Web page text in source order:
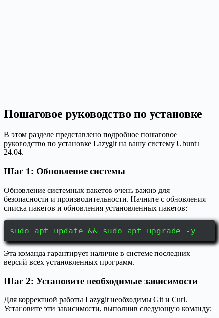
Пошаговое руководство по установке
В этом разделе представлено подробное пошаговое
руководство по установке Lazygit на вашу систему Ubuntu
24.04.
Шаг 1: Обновление системы
Обновление системных пакетов очень важно для
безопасности и производительности. Начните с обновления
списка пакетов и обновления установленных пакетов:
sudo apt update && sudo apt upgrade -y
Эта команда гарантирует наличие в системе последних
версий всех установленных программ.
Шаг 2: Установите необходимые зависимости
Для корректной работы Lazygit необходимы Git и Curl.
Установите эти зависимости, выполнив следующую команду: